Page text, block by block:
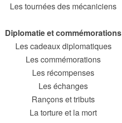
Les tournées des mécaniciens
Diplomatie et commémorations
Les cadeaux diplomatiques
Les commémorations
Les récompenses
Les échanges
Rançons et tributs
La torture et la mort